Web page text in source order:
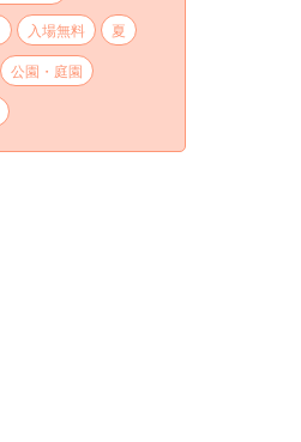
入場無料
夏
公園・庭園